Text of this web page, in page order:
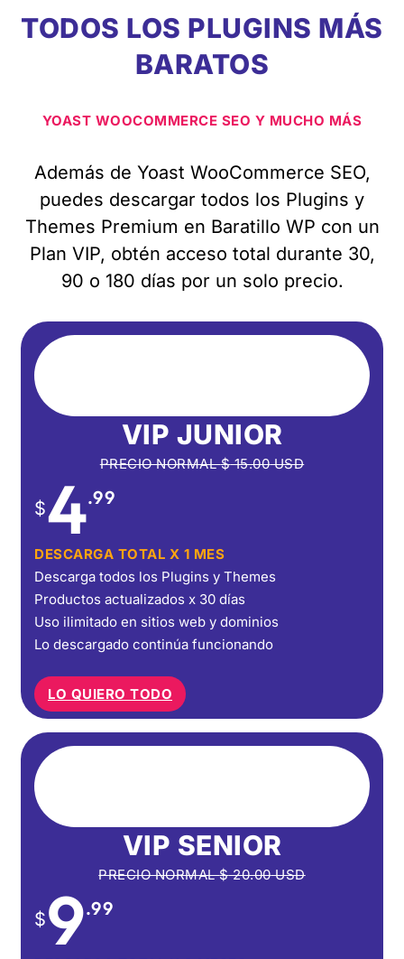
TODOS LOS PLUGINS MÁS
BARATOS
YOAST WOOCOMMERCE SEO Y MUCHO MÁS
Además de Yoast WooCommerce SEO,
puedes descargar todos los Plugins y
Themes Premium en Baratillo WP con un
Plan VIP, obtén acceso total durante 30,
90 o 180 días por un solo precio.
VIP JUNIOR
PRECIO NORMAL$15.00USD
$4.99
DESCARGA TOTAL X 1 MES
Descarga todos los Plugins y Themes
Productos actualizados x 30 días
Uso ilimitado en sitios web y dominios
Lo descargado continúa funcionando
LO QUIERO TODO
VIP SENIOR
PRECIO NORMAL$20.00USD
$9.99